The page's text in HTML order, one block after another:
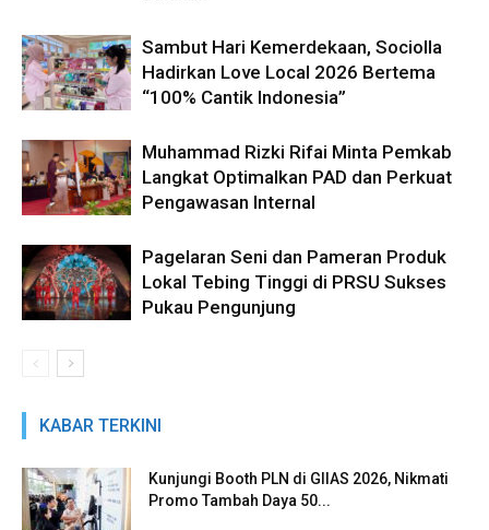
Sambut Hari Kemerdekaan, Sociolla
Hadirkan Love Local 2026 Bertema
“100% Cantik Indonesia”
Muhammad Rizki Rifai Minta Pemkab
Langkat Optimalkan PAD dan Perkuat
Pengawasan Internal
Pagelaran Seni dan Pameran Produk
Lokal Tebing Tinggi di PRSU Sukses
Pukau Pengunjung
KABAR TERKINI
Kunjungi Booth PLN di GIIAS 2026, Nikmati
Promo Tambah Daya 50...